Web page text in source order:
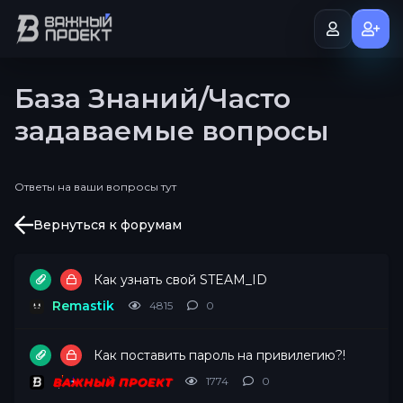
База Знаний/Часто
задаваемые вопросы
Ответы на ваши вопросы тут
Вернуться к форумам
Как узнать свой STEAM_ID
Remastik
4815 0
Как поставить пароль на привилегию?!
ВАЖНЫЙ ПРОЕКТ 1774 0